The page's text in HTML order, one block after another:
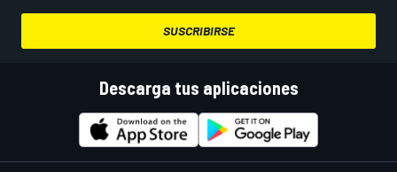
SUSCRIBIRSE
Descarga tus aplicaciones